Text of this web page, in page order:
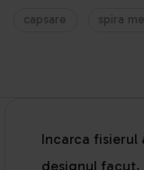
capsare spira
Incarca fisierul
designul facut,